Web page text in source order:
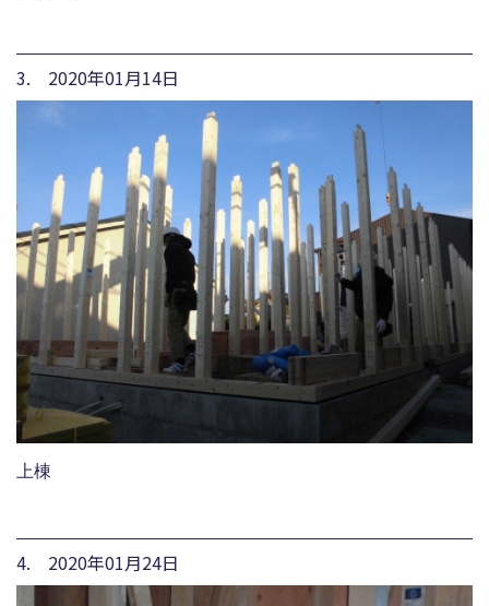
3. 2020年01月14日
上棟
4. 2020年01月24日